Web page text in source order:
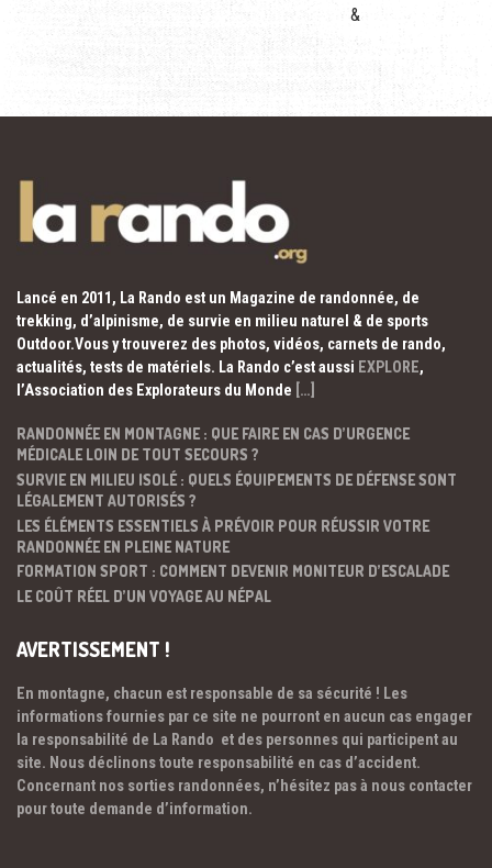
&
Lancé en 2011, La Rando est un Magazine de randonnée, de
trekking, d’alpinisme, de survie en milieu naturel & de sports
Outdoor.Vous y trouverez des photos, vidéos, carnets de rando,
actualités, tests de matériels. La Rando c’est aussi EXPLORE,
l’Association des Explorateurs du Monde […]
RANDONNÉE EN MONTAGNE : QUE FAIRE EN CAS D’URGENCE
MÉDICALE LOIN DE TOUT SECOURS ?
SURVIE EN MILIEU ISOLÉ : QUELS ÉQUIPEMENTS DE DÉFENSE SONT
LÉGALEMENT AUTORISÉS ?
LES ÉLÉMENTS ESSENTIELS À PRÉVOIR POUR RÉUSSIR VOTRE
RANDONNÉE EN PLEINE NATURE
FORMATION SPORT : COMMENT DEVENIR MONITEUR D’ESCALADE
LE COÛT RÉEL D’UN VOYAGE AU NÉPAL
AVERTISSEMENT !
En montagne, chacun est responsable de sa sécurité ! Les
informations fournies par ce site ne pourront en aucun cas engager
la responsabilité de La Rando et des personnes qui participent au
site. Nous déclinons toute responsabilité en cas d’accident.
Concernant nos sorties randonnées, n’hésitez pas à nous contacter
pour toute demande d’information.